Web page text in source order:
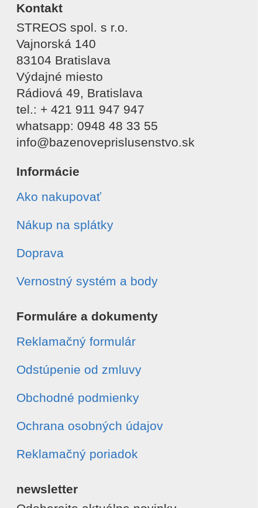
Kontakt
STREOS spol. s r.o.
Vajnorská 140
83104 Bratislava
Výdajné miesto
Rádiová 49, Bratislava
tel.: + 421 911 947 947
whatsapp: 0948 48 33 55
info@bazenoveprislusenstvo.sk
Informácie
Ako nakupovať
Nákup na splátky
Doprava
Vernostný systém a body
Formuláre a dokumenty
Reklamačný formulár
Odstúpenie od zmluvy
Obchodné podmienky
Ochrana osobných údajov
Reklamačný poriadok
newsletter